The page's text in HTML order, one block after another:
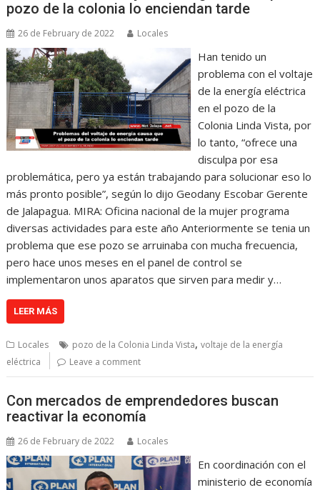
pozo de la colonia lo enciendan tarde
26 de February de 2022 Locales
Han tenido un
problema con el voltaje
de la energía eléctrica
en el pozo de la
Colonia Linda Vista, por
lo tanto, “ofrece una
disculpa por esa
problemática, pero ya están trabajando para solucionar eso lo
más pronto posible”, según lo dijo Geodany Escobar Gerente
de Jalapagua. MIRA: Oficina nacional de la mujer programa
diversas actividades para este año Anteriormente se tenia un
problema que ese pozo se arruinaba con mucha frecuencia,
pero hace unos meses en el panel de control se
implementaron unos aparatos que sirven para medir y…
LEER MÁS
Locales pozo de la Colonia Linda Vista,voltaje de la energía
eléctrica
Leave a comment
Con mercados de emprendedores buscan
reactivar la economía
26 de February de 2022 Locales
En coordinación con el
ministerio de economía